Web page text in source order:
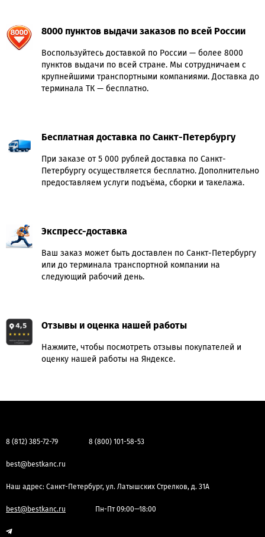
8000 пунктов выдачи заказов по всей России
Воспользуйтесь доставкой по России — более 8000
пунктов выдачи по всей стране. Мы сотрудничаем с
крупнейшими транспортными компаниями. Доставка до
терминала ТК — бесплатно.
Бесплатная доставка по Санкт-Петербургу
При заказе от 5 000 рублей доставка по Санкт-
Петербургу осуществляется бесплатно. Дополнительно
предоставляем услуги подъёма, сборки и такелажа.
Экспресс-доставка
Ваш заказ может быть доставлен по Санкт-Петербургу
или до терминала транспортной компании на
следующий рабочий день.
Отзывы и оценка нашей работы
Нажмите, чтобы посмотреть отзывы покупателей и
оценку нашей работы на Яндексе.
8 (812) 385-72-79 8 (800) 101-58-53
best@bestkanc.ru
Наш адрес: Санкт-Петербург, ул. Латышских Стрелков, д. 31А
best@bestkanc.ru Пн-Пт 09:00—18:00